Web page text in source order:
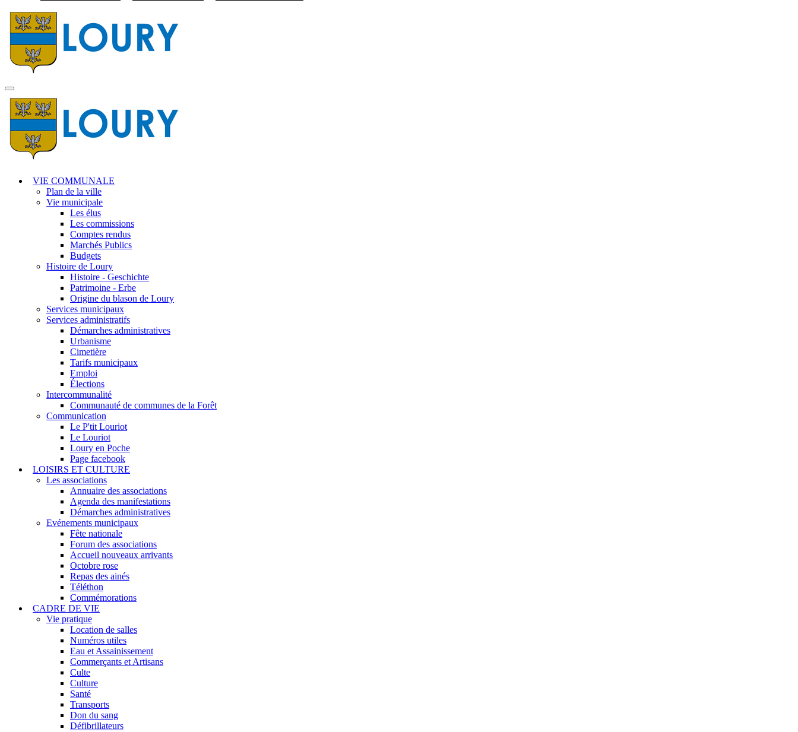
MENU
PRINCIPAL
VIE COMMUNALE
Plan de la ville
Vie municipale
Les élus
Les commissions
Comptes rendus
Marchés Publics
Budgets
Histoire de Loury
Histoire - Geschichte
Patrimoine - Erbe
Origine du blason de Loury
Services municipaux
Services administratifs
Démarches administratives
Urbanisme
Cimetière
Tarifs municipaux
Emploi
Élections
Intercommunalité
Communauté de communes de la Forêt
Communication
Le P'tit Louriot
Le Louriot
Loury en Poche
Page facebook
LOISIRS ET CULTURE
Les associations
Annuaire des associations
Agenda des manifestations
Démarches administratives
Evénements municipaux
Fête nationale
Forum des associations
Accueil nouveaux arrivants
Octobre rose
Repas des ainés
Téléthon
Commémorations
CADRE DE VIE
Vie pratique
Location de salles
Numéros utiles
Eau et Assainissement
Commerçants et Artisans
Culte
Culture
Santé
Transports
Don du sang
Défibrillateurs